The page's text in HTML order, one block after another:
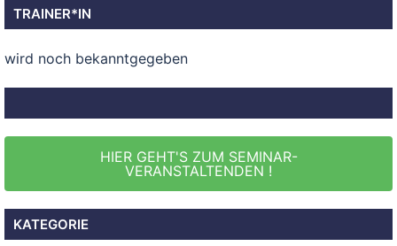
TRAINER*IN
wird noch bekanntgegeben
HIER GEHT'S ZUM SEMINAR-
VERANSTALTENDEN !
KATEGORIE